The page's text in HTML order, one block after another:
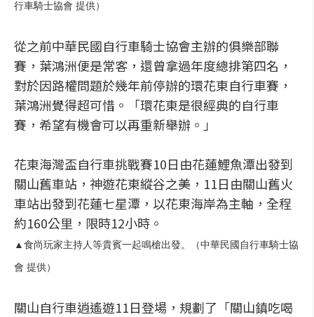
行車騎士協會 提供）
從之前中華民國自行車騎士協會主辦的俱樂部聯
賽，葉鴻洲便是常客，還曾拿過年度總排第四名，
對於因路權問題於幾年前停辦的環花東自行車賽，
葉鴻洲覺得超可惜。「環花東是很經典的自行車
賽，希望有機會可以再重新舉辦。」
花東海灣盃自行車挑戰賽10日由花蓮鯉魚潭出發到
關山舊車站，神遊花東縱谷之美，11日由關山舊火
車站出發到花蓮七星潭，以花東海岸為主軸，全程
約160公里，限時12小時。
▲食尚玩家主持人等貴賓一起鳴槍出發。（中華民國自行車騎士協
會 提供）
關山自行車逍遙遊11日登場，規劃了「關山鎮吃喝